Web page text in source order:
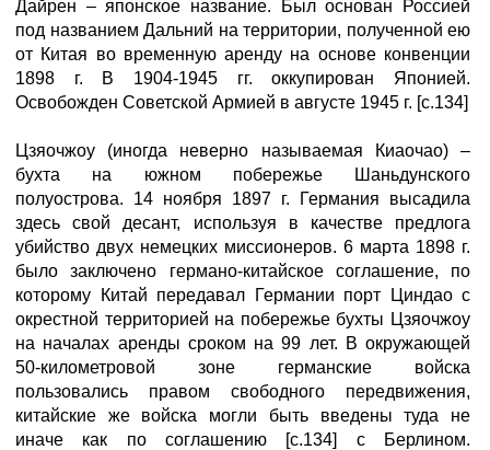
Дайрен – японское название. Был основан Россией
под названием Дальний на территории, полученной ею
от Китая во временную аренду на основе конвенции
1898 г. В 1904-1945 гг. оккупирован Японией.
Освобожден Советской Армией в августе 1945 г. [с.134]
Цзяочжоу (иногда неверно называемая Киаочао) –
бухта на южном побережье Шаньдунского
полуострова. 14 ноября 1897 г. Германия высадила
здесь свой десант, используя в качестве предлога
убийство двух немецких миссионеров. 6 марта 1898 г.
было заключено германо-китайское соглашение, по
которому Китай передавал Германии порт Циндао с
окрестной территорией на побережье бухты Цзяочжоу
на началах аренды сроком на 99 лет. В окружающей
50-километровой зоне германские войска
пользовались правом свободного передвижения,
китайские же войска могли быть введены туда не
иначе как по соглашению [с.134] с Берлином.